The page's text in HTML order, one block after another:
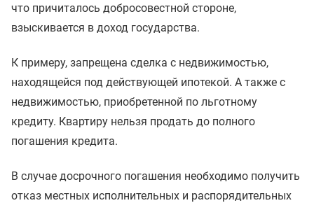
что причиталось добросовестной стороне,
взыскивается в доход государства.
К примеру, запрещена сделка с недвижимостью,
находящейся под действующей ипотекой. А также с
недвижимостью, приобретенной по льготному
кредиту. Квартиру нельзя продать до полного
погашения кредита.
В случае досрочного погашения необходимо получить
отказ местных исполнительных и распорядительных